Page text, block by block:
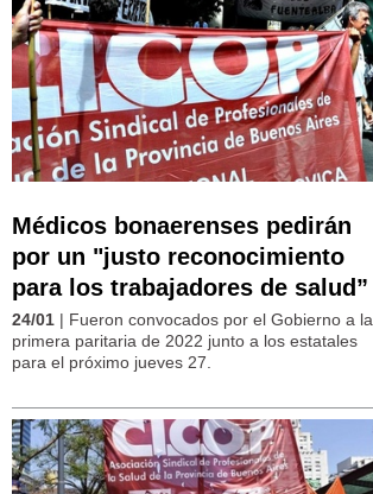
Médicos bonaerenses pedirán
por un "justo reconocimiento
para los trabajadores de salud”
24/01 | Fueron convocados por el Gobierno a la
primera paritaria de 2022 junto a los estatales
para el próximo jueves 27.